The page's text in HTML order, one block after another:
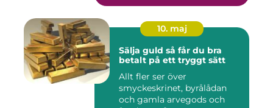
10. maj
Sälja guld så får du bra
betalt på ett tryggt sätt
Allt fler ser över
smyckeskrinet, byrålådan
och gamla arvegods och